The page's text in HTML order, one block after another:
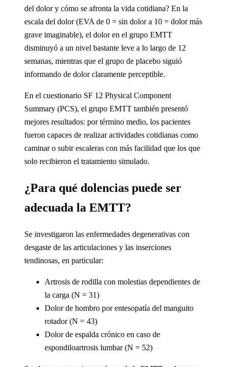
del dolor y cómo se afronta la vida cotidiana? En la
escala del dolor (EVA de 0 = sin dolor a 10 = dolor más
grave imaginable), el dolor en el grupo EMTT
disminuyó a un nivel bastante leve a lo largo de 12
semanas, mientras que el grupo de placebo siguió
informando de dolor claramente perceptible.
En el cuestionario SF 12 Physical Component
Summary (PCS), el grupo EMTT también presentó
mejores resultados: por término medio, los pacientes
fueron capaces de realizar actividades cotidianas como
caminar o subir escaleras con más facilidad que los que
solo recibieron el tratamiento simulado.
¿Para qué dolencias puede ser
adecuada la EMTT?
Se investigaron las enfermedades degenerativas con
desgaste de las articulaciones y las inserciones
tendinosas, en particular:
Artrosis de rodilla con molestias dependientes de
la carga (N = 31)
Dolor de hombro por entesopatía del manguito
rotador (N = 43)
Dolor de espalda crónico en caso de
espondiloartrosis lumbar (N = 52)